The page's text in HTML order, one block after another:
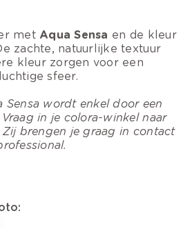
met Aqua Sensa en de kleur
zachte, natuurlijke textuur
kleur zorgen voor een
sfeer.
Sensa wordt enkel door een
in je colora-winkel naar
brengen je graag in contact